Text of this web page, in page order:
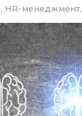
HR-менеджмент,